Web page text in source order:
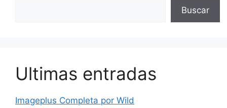
Buscar
Ultimas entradas
Imageplus Completa por Wild